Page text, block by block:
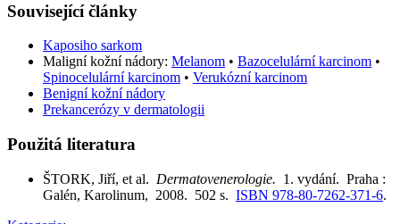
Související články
Kaposiho sarkom
Maligní kožní nádory: Melanom • Bazocelulární karcinom •
Spinocelulární karcinom • Verukózní karcinom
Benigní kožní nádory
Prekancerózy v dermatologii
Použitá literatura
ŠTORK, Jiří, et al. Dermatovenerologie. 1. vydání. Praha :
Galén, Karolinum, 2008. 502 s. ISBN 978-80-7262-371-6.